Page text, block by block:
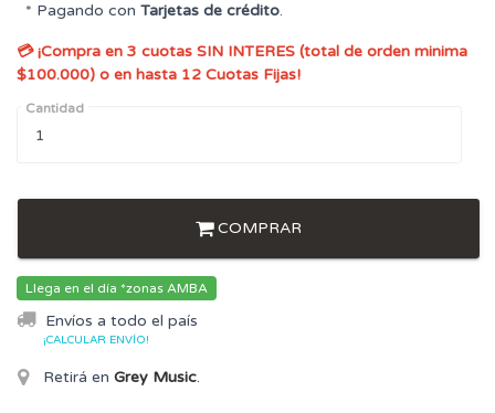
* Pagando con Tarjetas de crédito.
💳 ¡Compra en 3 cuotas SIN INTERES (total de orden minima
$100.000) o en hasta 12 Cuotas Fijas!
Cantidad
COMPRAR
Llega en el día *zonas AMBA
Envíos a todo el país
¡CALCULAR ENVÍO!
Retirá en Grey Music.